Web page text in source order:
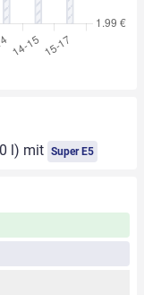
l) mit Super E5